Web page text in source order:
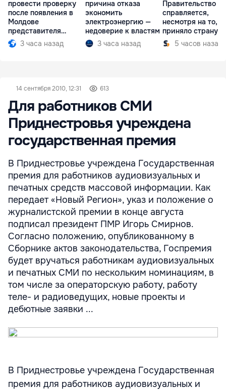
провести проверку
после появления в
Молдове
представителя
Южной Осетии
3 часа назад
причина отказа
экономить
электроэнергию —
недоверие к властям
3 часа назад
Правительство
справляется,
несмотря на то,
приняло страну в
разгар кризиса
5 часов назад
14 сентября 2010, 12:31 613
Для работников СМИ
Приднестровья учреждена
государственная премия
В Приднестровье учреждена Государственная
премия для работников аудиовизуальных и
печатных средств массовой информации. Как
передает «Новый Регион», указ и положение о
журналистской премии в конце августа
подписал президент ПМР Игорь Смирнов.
Согласно положению, опубликованному в
Сборнике актов законодательства, Госпремия
будет вручаться работникам аудиовизуальных
и печатных СМИ по нескольким номинациям, в
том числе за операторскую работу, работу
теле- и радиоведущих, новые проекты и
дебютные заявки ...
В Приднестровье учреждена Государственная
премия для работников аудиовизуальных и